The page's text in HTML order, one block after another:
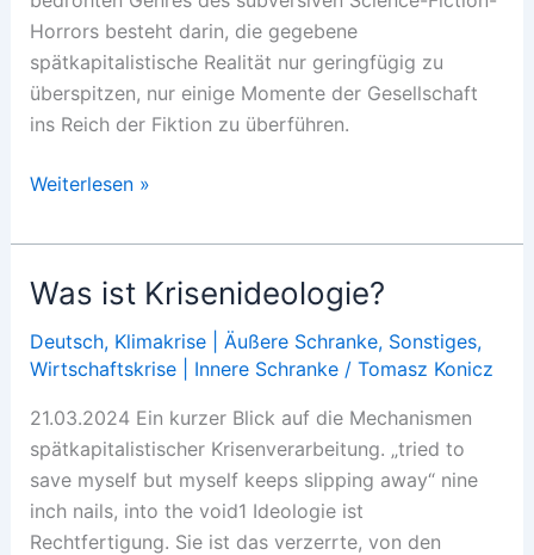
Horrors besteht darin, die gegebene
spätkapitalistische Realität nur geringfügig zu
überspitzen, nur einige Momente der Gesellschaft
ins Reich der Fiktion zu überführen.
KI
Krisenverwaltung
Weiterlesen »
Was ist Krisenideologie?
Deutsch, Klimakrise | Äußere Schranke, Sonstiges,
Wirtschaftskrise | Innere Schranke/ Tomasz Konicz
21.03.2024 Ein kurzer Blick auf die Mechanismen
spätkapitalistischer Krisenverarbeitung. „tried to
save myself but myself keeps slipping away“ nine
inch nails, into the void1 Ideologie ist
Rechtfertigung. Sie ist das verzerrte, von den